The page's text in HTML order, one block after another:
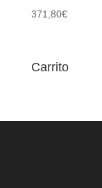
371,80€
Carrito